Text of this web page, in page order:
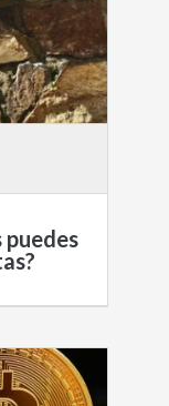
puedes